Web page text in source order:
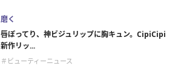
磨く
唇ぽってり、神ビジュリップに胸キュン。CipiCipi
新作リッ...
＃ビューティーニュース